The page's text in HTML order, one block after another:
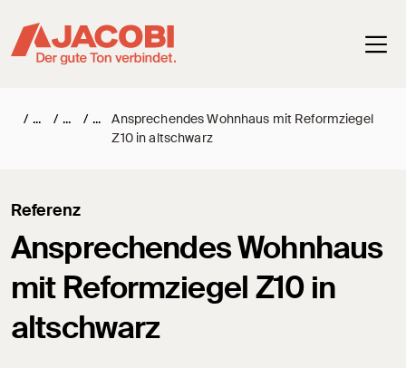
/ / /
Ansprechendes Wohnhaus mit Reformziegel
Z10 in altschwarz
Ansprechendes Wohnhaus
mit Reformziegel Z10 in
altschwarz
Referenz